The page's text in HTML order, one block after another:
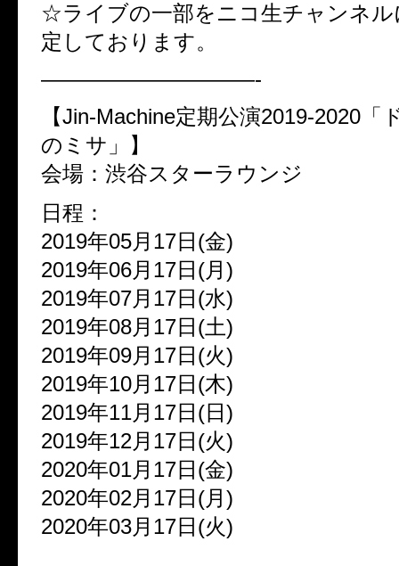
☆ライブの一部をニコ生チャンネル
定しております。
——————————-
【Jin-Machine定期公演2019-2020「
のミサ」】
会場：渋谷スターラウンジ
日程：
2019年05月17日(金)
2019年06月17日(月)
2019年07月17日(水)
2019年08月17日(土)
2019年09月17日(火)
2019年10月17日(木)
2019年11月17日(日)
2019年12月17日(火)
2020年01月17日(金)
2020年02月17日(月)
2020年03月17日(火)